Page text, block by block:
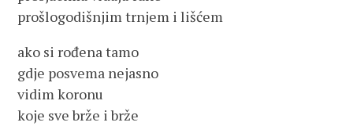
prošlogodišnjim trnjem i lišćem
ako si rođena tamo
gdje posvema nejasno
vidim koronu
koje sve brže i brže